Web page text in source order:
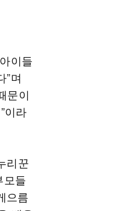
이들
”며
문이
이라
리꾼
모들
으름